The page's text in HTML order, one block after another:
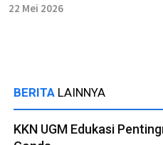
22 Mei 2026
BERITA LAINNYA
KKN UGM Edukasi